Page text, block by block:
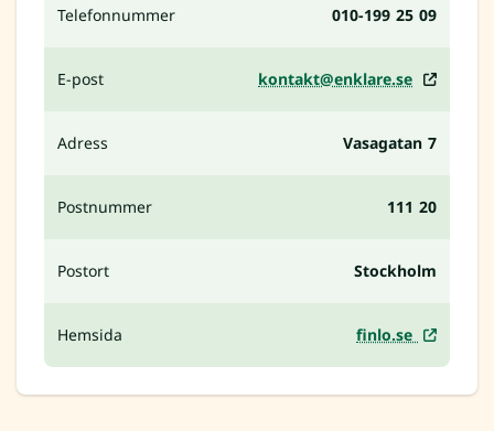
Telefonnummer 010-199 25 09
E-post kontakt@enklare.se
Adress Vasagatan 7
Postnummer 111 20
Postort Stockholm
Hemsida finlo.se